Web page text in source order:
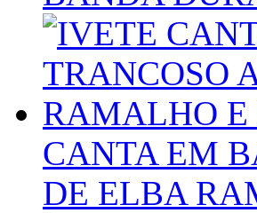
CANTA EM
DE ELBA